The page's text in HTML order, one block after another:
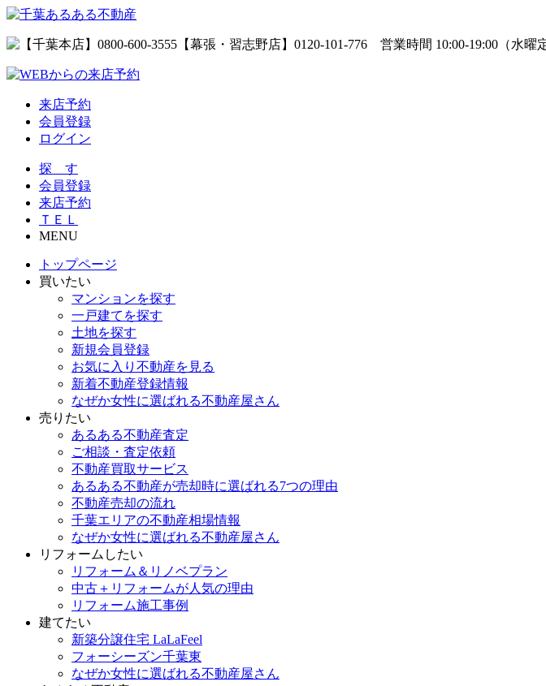
来店予約
会員登録
ログイン
探 す
会員登録
来店予約
ＴＥＬ
MENU
トップページ
買いたい
マンションを探す
一戸建てを探す
土地を探す
新規会員登録
お気に入り不動産を見る
新着不動産登録情報
なぜか女性に選ばれる不動産屋さん
売りたい
あるある不動産査定
ご相談・査定依頼
不動産買取サービス
あるある不動産が売却時に選ばれる7つの理由
不動産売却の流れ
千葉エリアの不動産相場情報
なぜか女性に選ばれる不動産屋さん
リフォームしたい
リフォーム＆リノベプラン
中古＋リフォームが人気の理由
リフォーム施工事例
建てたい
新築分譲住宅 LaLaFeel
フォーシーズン千葉東
なぜか女性に選ばれる不動産屋さん